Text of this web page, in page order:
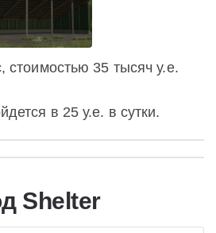
стоимостью 35 тысяч у.е.
в 25 у.е. в сутки.
Shelter